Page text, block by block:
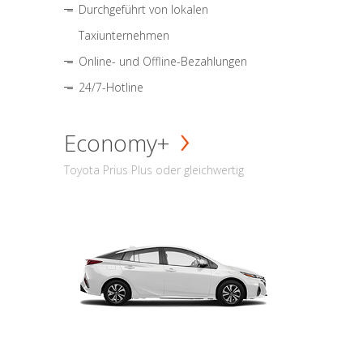
Durchgeführt von lokalen
Taxiunternehmen
Online- und Offline-Bezahlungen
24/7-Hotline
Economy+
Toyota Prius Plus oder gleichwertig